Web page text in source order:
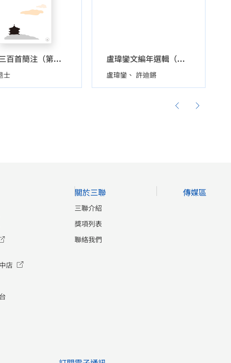
唐詩三百首簡注（第二版）
士
盧瑋鑾文編年選輯（三卷套裝）
盧瑋鑾 許迪鏘
店
關於三聯
三聯介紹
獎項列表
聯絡我們
傳媒區